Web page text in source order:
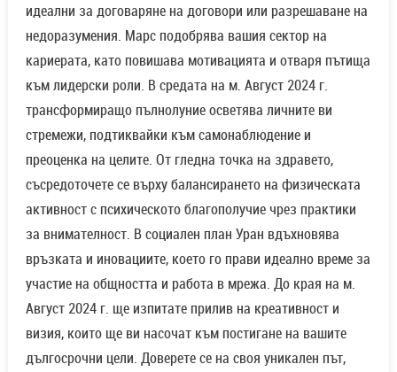
идеални за договаряне на договори или разрешаване на
недоразумения. Марс подобрява вашия сектор на
кариерата, като повишава мотивацията и отваря пътища
към лидерски роли. В средата на м. Август 2024 г.
трансформиращо пълнолуние осветява личните ви
стремежи, подтиквайки към самонаблюдение и
преоценка на целите. От гледна точка на здравето,
съсредоточете се върху балансирането на физическата
активност с психическото благополучие чрез практики
за внимателност. В социален план Уран вдъхновява
връзката и иновациите, което го прави идеално време за
участие на общността и работа в мрежа. До края на м.
Август 2024 г. ще изпитате прилив на креативност и
визия, които ще ви насочат към постигане на вашите
дългосрочни цели. Доверете се на своя уникален път,